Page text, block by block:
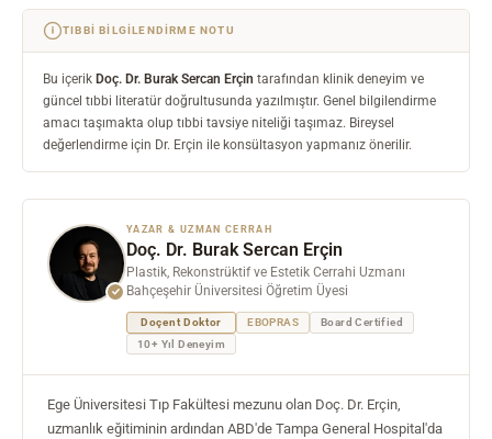
TIBBI BILGILENDIRME NOTU
Bu içerik Doç. Dr. Burak Sercan Erçin tarafından klinik deneyim ve
güncel tıbbi literatür doğrultusunda yazılmıştır. Genel bilgilendirme
amacı taşımakta olup tıbbi tavsiye niteliği taşımaz. Bireysel
değerlendirme için Dr. Erçin ile konsültasyon yapmanız önerilir.
YAZAR & UZMAN CERRAH
Doç. Dr. Burak Sercan Erçin
Plastik, Rekonstrüktif ve Estetik Cerrahi Uzmanı
Bahçeşehir Üniversitesi Öğretim Üyesi
Doçent Doktor EBOPRAS
Board Certified
10+ Yıl Deneyim
Ege Üniversitesi Tıp Fakültesi mezunu olan Doç. Dr. Erçin,
uzmanlık eğitiminin ardından ABD'de Tampa General Hospital'da